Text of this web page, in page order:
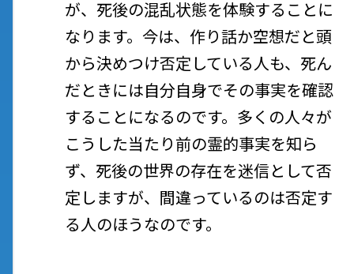
が、死後の混乱状態を体験することに
なります。今は、作り話か空想だと頭
から決めつけ否定している人も、死ん
だときには自分自身でその事実を確認
することになるのです。多くの人々が
こうした当たり前の霊的事実を知ら
ず、死後の世界の存在を迷信として否
定しますが、間違っているのは否定す
る人のほうなのです。